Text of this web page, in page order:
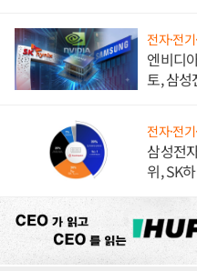
전자·전
엔비디
토, 삼성
전자·전
삼성전
위, SK